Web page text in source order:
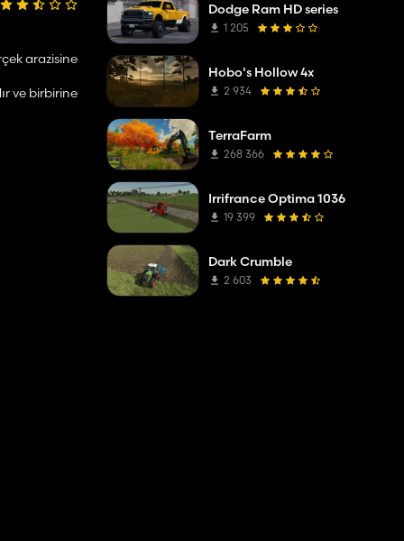
arazisine
ve birbirine
Dodge Ram HD series
1 205
Hobo's Hollow 4x
2 934
TerraFarm
268 366
Irrifrance Optima 1036
19 399
Dark Crumble
2 603